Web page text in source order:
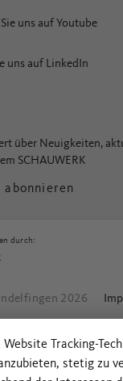
uns auf Youtube
uns auf LinkedIn
über Neuigkeiten,
SCHAUWERK
durch:
2026
Tracking-
stetig zu